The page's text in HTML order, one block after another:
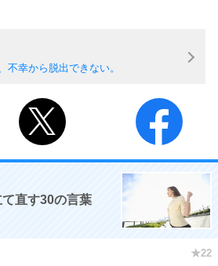
不幸から脱出できない。
直す30の言葉